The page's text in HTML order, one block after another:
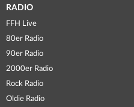
RADIO
FFH Live
80er Radio
90er Radio
2000er Radio
Rock Radio
Oldie Radio